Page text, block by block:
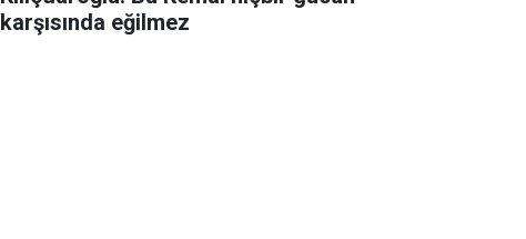
karşısında eğilmez